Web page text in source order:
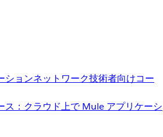
ションネットワーク技術者向けコー
ス：クラウド上で Mule アプリケーシ